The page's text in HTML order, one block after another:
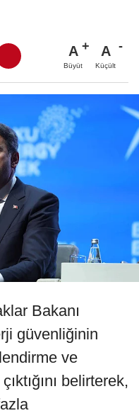
A
Büyüt
A
Küçült
Bakanı
güvenliğinin
ve
belirterek,